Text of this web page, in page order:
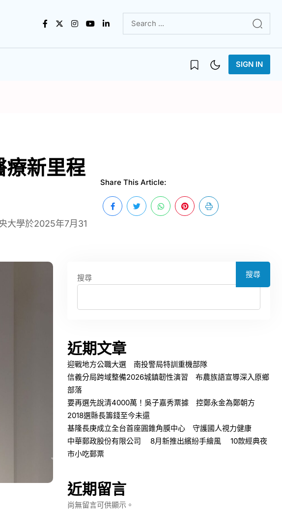
SIGN IN
新里程
大學於2025年7月31
Share This Article:
搜尋 搜尋
近期文章
迎戰地方公職大選 南投警局特訓重機部隊
信義分局跨域整備2026城鎮韌性演習 布農族語宣導深入原鄉
部落
要再選先說清4000萬！吳子嘉秀票據 控鄭永金為鄭朝方
2018選縣長籌錢至今未還
基隆長庚成立全台首座圓錐角膜中心 守護國人視力健康
中華郵政股份有限公司 8月新推出繽紛手繪風 10款經典夜
市小吃郵票
近期留言
尚無留言可供顯示。